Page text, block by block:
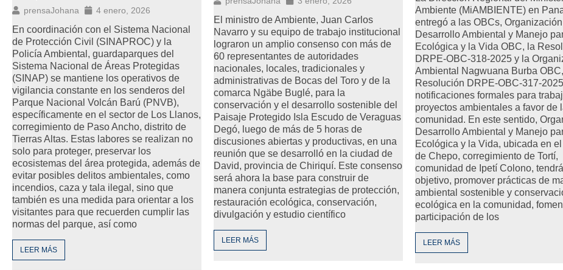
prensaJohana 4 enero, 2026
En coordinación con el Sistema Nacional
de Protección Civil (SINAPROC) y la
Policía Ambiental, guardaparques del
Sistema Nacional de Áreas Protegidas
(SINAP) se mantiene los operativos de
vigilancia constante en los senderos del
Parque Nacional Volcán Barú (PNVB),
específicamente en el sector de Los Llanos,
corregimiento de Paso Ancho, distrito de
Tierras Altas. Estas labores se realizan no
solo para proteger, preservar los
ecosistemas del área protegida, además de
evitar posibles delitos ambientales, como
incendios, caza y tala ilegal, sino que
también es una medida para orientar a los
visitantes para que recuerden cumplir las
normas del parque, así como
LEER MÁS
El ministro de Ambiente, Juan Carlos
Navarro y su equipo de trabajo institucional
lograron un amplio consenso con más de
60 representantes de autoridades
nacionales, locales, tradicionales y
administrativas de Bocas del Toro y de la
comarca Ngäbe Buglé, para la
conservación y el desarrollo sostenible del
Paisaje Protegido Isla Escudo de Veraguas
Degó, luego de más de 5 horas de
discusiones abiertas y productivas, en una
reunión que se desarrolló en la ciudad de
David, provincia de Chiriquí. Este consenso
será ahora la base para construir de
manera conjunta estrategias de protección,
restauración ecológica, conservación,
divulgación y estudio científico
LEER MÁS
Ambiente (MiAMBIENTE) en
entregó a las OBCs, Organización
Desarrollo Ambiental y Manejo
Ecológica y la Vida OBC, la
DRPE-OBC-318-2025 y la
Ambiental Nagwuana Burba
Resolución DRPE-OBC-317-
notificaciones formales para
proyectos ambientales a favor de
comunidad. En este sentido,
Desarrollo Ambiental y Manejo
Ecológica y la Vida, ubicada en
de Chepo, corregimiento de Tortí,
comunidad de Ipetí Colono,
objetivo, promover prácticas de
ambiental sostenible y
ecológica en la comunidad,
participación de los
LEER MÁS